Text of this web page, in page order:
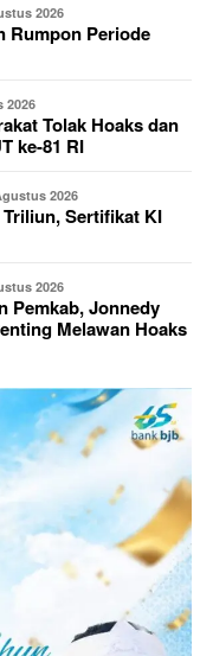
2026
Rumpon Periode
2026
Tolak Hoaks dan
ke-81 RI
2026
Sertifikat KI
2026
Pemkab, Jonnedy
Melawan Hoaks